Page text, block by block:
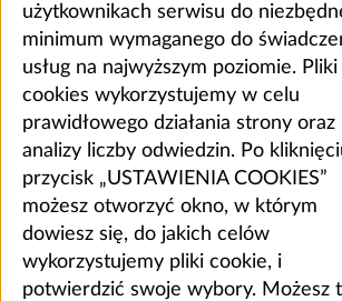
użytkownikach serwisu do
minimum wymaganego do
usług na najwyższym poziomie. Pliki
cookies wykorzystujemy w celu
prawidłowego działania strony oraz
analizy liczby odwiedzin. Po
przycisk „USTAWIENIA COOKIES”
możesz otworzyć okno, w którym
dowiesz się, do jakich celów
wykorzystujemy pliki cookie, i
potwierdzić swoje wybory. Możesz